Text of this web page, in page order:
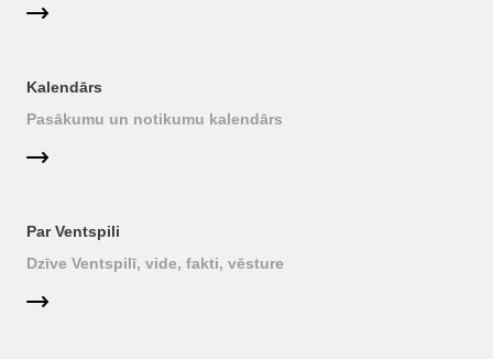
Kalendārs
Pasākumu un notikumu kalendārs
Par Ventspili
Dzīve Ventspilī, vide, fakti, vēsture